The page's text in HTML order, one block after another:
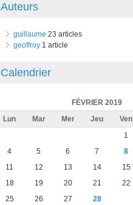
Auteurs
guillaume 23 articles
geoffroy1 article
Calendrier
FÉVRIER 2019
Lun
Mar Mer Jeu Ven
1
4
5 6 7 8
11
12 13 14 15
18
19 20 21 22
25
26 27 28